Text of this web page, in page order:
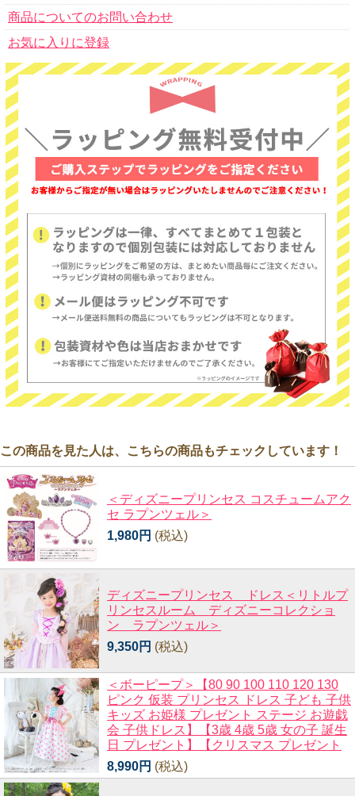
商品についてのお問い合わせ
お気に入りに登録
この商品を見た人は、こちらの商品もチェックしています！
＜ディズニープリンセス コスチュームアク
セ ラプンツェル＞
1,980円 (税込)
ディズニープリンセス ドレス＜リトルプ
リンセスルーム ディズニーコレクショ
ン ラプンツェル＞
9,350円 (税込)
＜ボーピープ＞【80 90 100 110 120 130
ピンク 仮装 プリンセス ドレス 子ども 子供
キッズ お姫様 プレゼント ステージ お遊戯
会 子供ドレス】【3歳 4歳 5歳 女の子 誕生
日 プレゼント】【クリスマス プレゼント
8,990円 (税込)